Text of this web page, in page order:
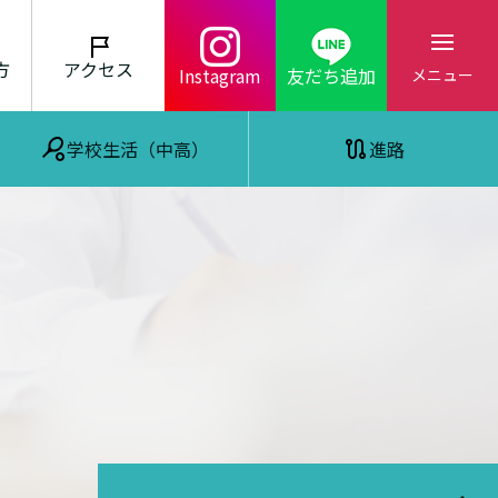
アクセス Instagram 友だち追加
学校生活（中高） 進路
メニュー